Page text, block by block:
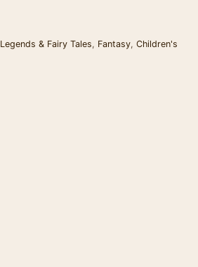
Legends & Fairy Tales, Fantasy, Children's